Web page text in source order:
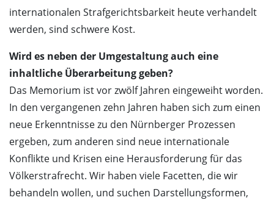
internationalen Strafgerichtsbarkeit heute verhandelt
werden, sind schwere Kost.
Wird es neben der Umgestaltung auch eine
inhaltliche Überarbeitung geben?
Das Memorium ist vor zwölf Jahren eingeweiht worden.
In den vergangenen zehn Jahren haben sich zum einen
neue Erkenntnisse zu den Nürnberger Prozessen
ergeben, zum anderen sind neue internationale
Konflikte und Krisen eine Herausforderung für das
Völkerstrafrecht. Wir haben viele Facetten, die wir
behandeln wollen, und suchen Darstellungsformen,